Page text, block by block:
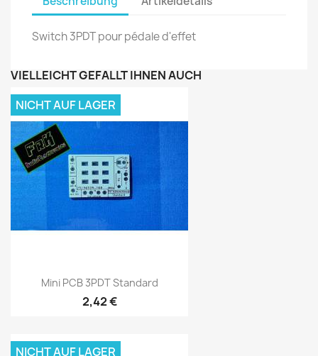
Switch 3PDT pour pédale d'effet
VIELLEICHT GEFÄLLT IHNEN AUCH
Mini PCB 3PDT Standard
2,42 €
NICHT AUF LAGER
NICHT AUF LAGER